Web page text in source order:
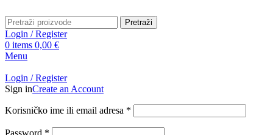
Pretraži
Login / Register
0 items 0,00 €
Menu
Login / Register
Sign inCreate an Account
Korisničko ime ili email adresa *
Password *